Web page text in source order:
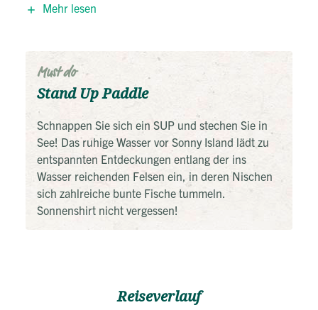
Mantarochen, Meeresschildkröten und sogar Walhaie
die Isla Contadora oder auch andere benachbarte
Perleninseln besuchen, werden Sie bei einem
Bootsausflug mit ziemlicher Wahrscheinlichkeit auch
Wale sehen!
Alle unsere Individualreisen sind Reisevorschläge, die
Ihnen als Ideen dienen sollen wie man eine Reise
gestalten kann. Wir können jedes Angebot Ihren
individuellen Wünschen und Vorstellungen anpassen.
Wir beraten Sie gerne um das perfekte Angebot für Sie
erstellen zu können.
Mehr lesen
Must do
Stand Up Paddle
Schnappen Sie sich ein SUP und stechen Sie in
See! Das ruhige Wasser vor Sonny Island lädt zu
entspannten Entdeckungen entlang der ins
Wasser reichenden Felsen ein, in deren Nischen
sich zahlreiche bunte Fische tummeln.
Sonnenshirt nicht vergessen!
Reiseverlauf